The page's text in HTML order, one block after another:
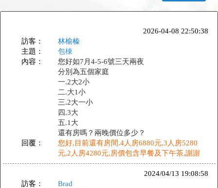
2026-04-08 22:50:38
訪客：
林榆榛
主題：
包棟
內容：
您好如7月4-5-6號三天兩夜
分別為五個家庭
一.2大2小
二.大1小
三.2大一小
四.3大
五.1大
還有房嗎？兩晚價位多少？
回覆：
您好,目前還有房間.4人房6880元,3人房5280
元,2人房4280元,房價包含早餐及下午茶,謝謝
2024/04/13 19:08:58
訪客：
Brad